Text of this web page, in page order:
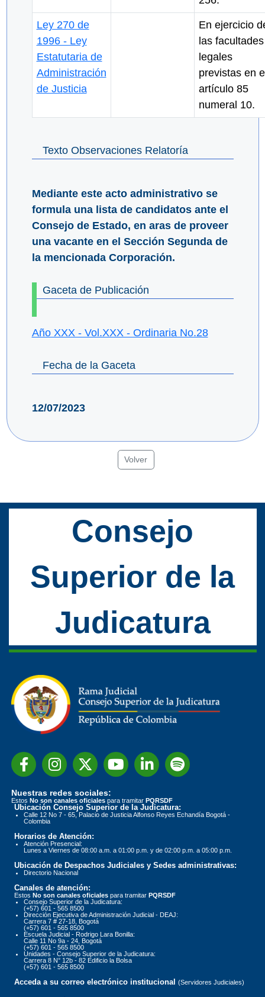
Ley 270 de
1996 - Ley
Estatutaria de
Administración
de Justicia
En ejercicio
las facultades
legales
previstas en
artículo 85
numeral 10.
Texto Observaciones Relatoría
Mediante este acto administrativo se
formula una lista de candidatos ante el
Consejo de Estado, en aras de proveer
una vacante en el Sección Segunda de
la mencionada Corporación.
Gaceta de Publicación
Año XXX - Vol.XXX - Ordinaria No.28
Fecha de la Gaceta
12/07/2023
Volver
Consejo
Superior de la
Judicatura
Nuestras redes sociales:
Estos No son canales oficiales para tramitar PQRSDF
Ubicación Consejo Superior de la Judicatura:
Calle 12 No 7 - 65, Palacio de Justicia Alfonso Reyes Echandía Bogotá -
Colombia
Horarios de Atención:
Atención Presencial:
Lunes a Viernes de 08:00 a.m. a 01:00 p.m. y de 02:00 p.m. a 05:00 p.m.
Ubicación de Despachos Judiciales y Sedes administrativas:
Directorio Nacional
Canales de atención:
Estos No son canales oficiales para tramitar PQRSDF
Consejo Superior de la Judicatura:
(+57) 601 - 565 8500
Dirección Ejecutiva de Administración Judicial - DEAJ:
Carrera 7 # 27-18, Bogotá
(+57) 601 - 565 8500
Escuela Judicial - Rodrigo Lara Bonilla:
Calle 11 No 9a - 24, Bogotá
(+57) 601 - 565 8500
Unidades - Consejo Superior de la Judicatura:
Carrera 8 N° 12b - 82 Edificio la Bolsa
(+57) 601 - 565 8500
Acceda a su correo electrónico institucional (Servidores Judiciales)